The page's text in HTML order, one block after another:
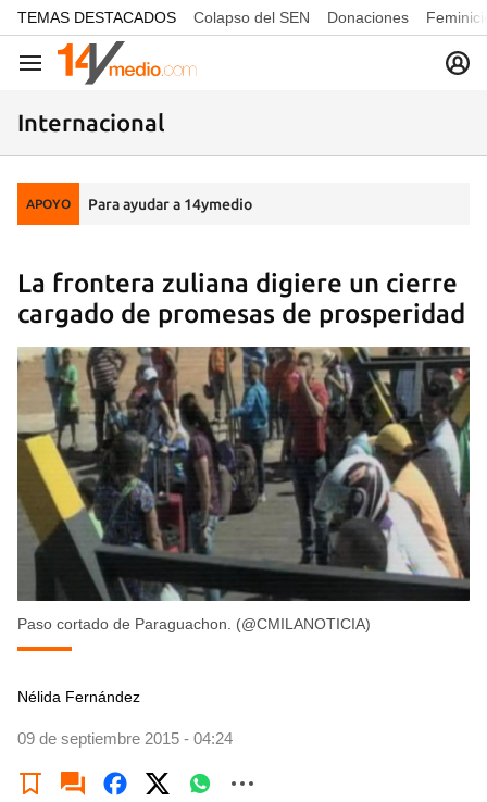
common.go-to-content
TEMAS DESTACADOS Colapso del SEN Donaciones
Navegación
Internacional
APOYO Para ayudar a 14ymedio
La frontera zuliana digiere un cierre
cargado de promesas de prosperidad
Paso cortado de Paraguachon. (@CMILANOTICIA)
Nélida Fernández
09 de septiembre 2015 - 04:24